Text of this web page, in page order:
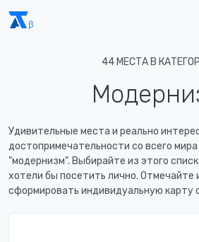
44 МЕСТА В
Удивительные места и реально
достопримечательности со всего
"модернизм". Выбирайте из этого
хотели бы посетить лично. Отмечайте
сформировать индивидуальную карту